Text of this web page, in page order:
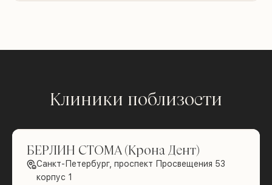
Клиники поблизости
БЕРЛИН СТОМА (Крона Дент)
Санкт-Петербург, проспект Просвещения 53
корпус 1